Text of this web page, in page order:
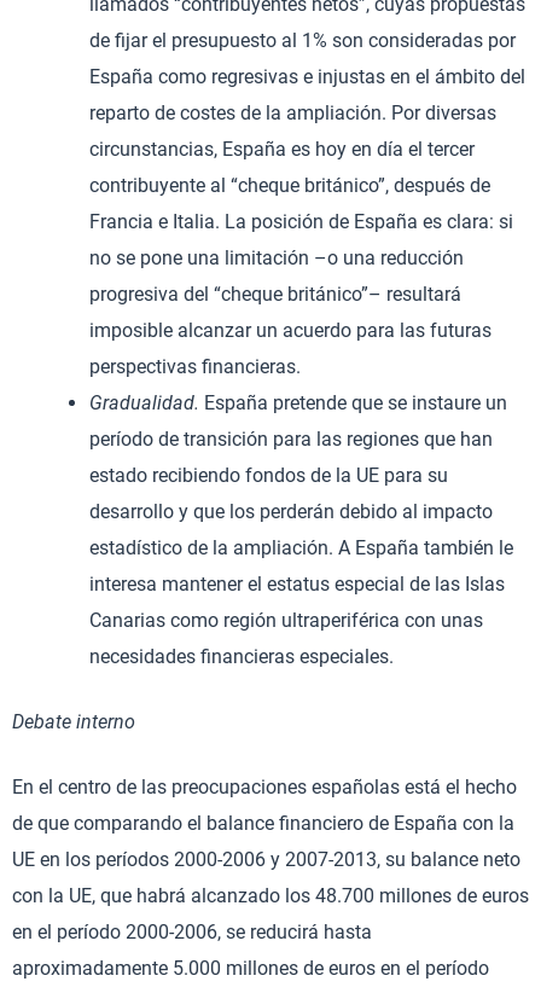
de fijar el presupuesto al 1% son consideradas por
España como regresivas e injustas en el ámbito del
reparto de costes de la ampliación. Por diversas
circunstancias, España es hoy en día el tercer
contribuyente al “cheque británico”, después de
Francia e Italia. La posición de España es clara: si
no se pone una limitación –o una reducción
progresiva del “cheque británico”– resultará
imposible alcanzar un acuerdo para las futuras
perspectivas financieras.
Gradualidad. España pretende que se instaure un
período de transición para las regiones que han
estado recibiendo fondos de la UE para su
desarrollo y que los perderán debido al impacto
estadístico de la ampliación. A España también le
interesa mantener el estatus especial de las Islas
Canarias como región ultraperiférica con unas
necesidades financieras especiales.
Debate interno
En el centro de las preocupaciones españolas está el hecho
de que comparando el balance financiero de España con la
UE en los períodos 2000-2006 y 2007-2013, su balance neto
con la UE, que habrá alcanzado los 48.700 millones de euros
en el período 2000-2006, se reducirá hasta
aproximadamente 5.000 millones de euros en el período